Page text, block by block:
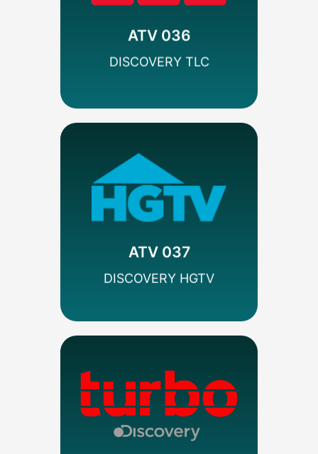
ATV 036
DISCOVERY TLC
SEÑAL SD
Discovery
Codificado
ATV 037
DISCOVERY HGTV
Discovery
Codificado
MÁS INFO
Estilo de Vida
Codificado
MÁS INFO